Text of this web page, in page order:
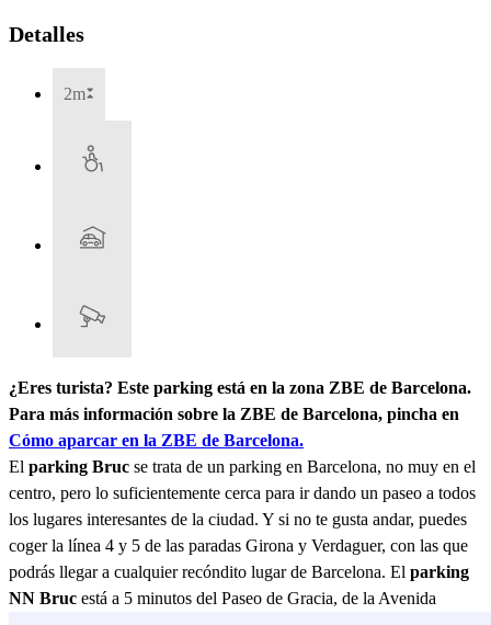
Detalles
2m
¿Eres turista? Este parking está en la zona ZBE de Barcelona.
Para más información sobre la ZBE de Barcelona, pincha en
Cómo aparcar en la ZBE de Barcelona.
El parking Bruc se trata de un parking en Barcelona, no muy en el
centro, pero lo suficientemente cerca para ir dando un paseo a todos
los lugares interesantes de la ciudad. Y si no te gusta andar, puedes
coger la línea 4 y 5 de las paradas Girona y Verdaguer, con las que
podrás llegar a cualquier recóndito lugar de Barcelona. El parking
NN Bruc está a 5 minutos del Paseo de Gracia, de la Avenida